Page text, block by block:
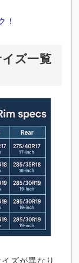
！
ズ一覧
ズが異なり